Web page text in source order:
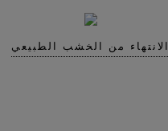
الانتهاء من الخشب الطبيعي